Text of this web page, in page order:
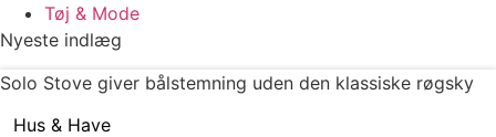
Tøj & Mode
Nyeste indlæg
Solo Stove giver bålstemning uden den klassiske røgsky
Hus & Have